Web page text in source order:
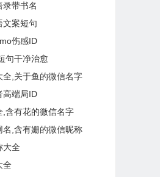
录带书名
文案短句
伤感ID
句干净治愈
全,关于鱼的微信名字
高端局ID
,含有花的微信名字
名,含有姗的微信昵称
大全
全